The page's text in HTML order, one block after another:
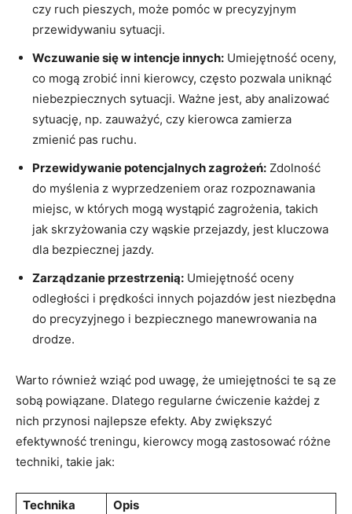
czy ruch pieszych, ⁤może ‌pomóc w precyzyjnym
przewidywaniu‍ sytuacji.
Wczuwanie się w intencje innych: ⁤Umiejętność oceny,
co mogą zrobić inni kierowcy, często ​pozwala uniknąć
niebezpiecznych sytuacji. Ważne jest, aby analizować
sytuację, np. ​zauważyć, czy ‌kierowca zamierza‍
zmienić pas ruchu.
Przewidywanie​ potencjalnych ⁤zagrożeń: Zdolność
do myślenia ‍z wyprzedzeniem oraz rozpoznawania
miejsc, ‍w których mogą​ wystąpić zagrożenia, takich⁤
jak skrzyżowania czy‍ wąskie ‌przejazdy, ⁢jest kluczowa
dla ​bezpiecznej⁣ jazdy.
Zarządzanie przestrzenią: Umiejętność oceny
odległości i​ prędkości innych pojazdów⁢ jest ‌niezbędna
do‌ precyzyjnego ⁣i bezpiecznego ‍manewrowania na
drodze.
Warto również ⁣wziąć pod uwagę,⁤ że umiejętności te ⁤są ze
sobą powiązane. Dlatego regularne ćwiczenie⁢ każdej​ z​
nich przynosi najlepsze efekty. Aby⁢ zwiększyć
⁤efektywność treningu, kierowcy mogą zastosować różne
techniki, takie jak:
Technika Opis